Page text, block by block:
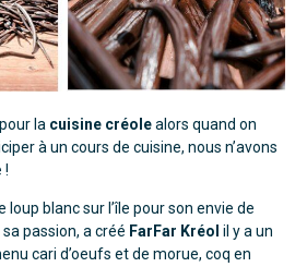
la cuisine créolealors quand on
à un cours de cuisine, nous n’avons
!
blanc sur l’île pour son envie de
passion, a créé FarFar Kréol il y a un
cari d’oeufs et de morue, coq en